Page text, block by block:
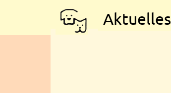
Aktuelles